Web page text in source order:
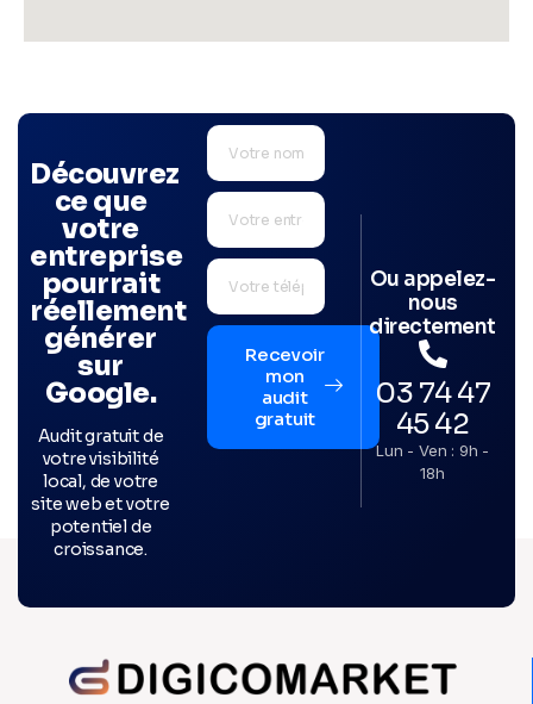
Découvrez
ce que
votre
entreprise
pourrait
réellement
générer
sur
Google.
Audit gratuit de
votre visibilité
local, de votre
site web et votre
potentiel de
croissance.
Recevoir
mon
audit
gratuit
Ou appelez-
nous
directement
03 74 47
45 42
Lun - Ven : 9h -
18h